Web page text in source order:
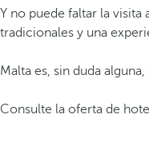
Y no puede faltar la visita
tradicionales y una
Malta es, sin duda
Consulte la oferta de